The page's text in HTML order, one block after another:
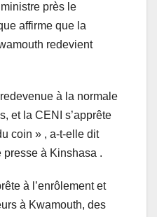
près le
affirme que la
redevient
à la normale
et la CENI s’apprête
coin » , a-t-elle dit
à Kinshasa .
à l’enrôlement et
à Kwamouth, des